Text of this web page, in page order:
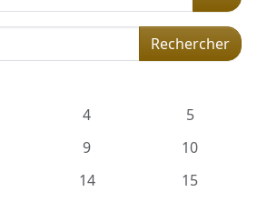
Rechercher
4
5
9
10
14
15